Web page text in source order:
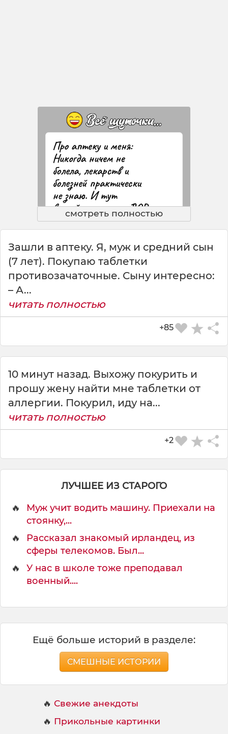
СКАЧАТЬ КАРТИНКУ
смотреть полностью
Зашли в аптеку. Я, муж и средний сын
(7 лет). Покупаю таблетки
противозачаточные. Сыну интересно:
– А...
читать полностью
+85
10 минут назад. Выхожу покурить и
прошу жену найти мне таблетки от
аллергии. Покурил, иду на...
читать полностью
+2
ЛУЧШЕЕ ИЗ СТАРОГО
🔥
Муж учит водить машину. Приехали на
стоянку,...
🔥
Рассказал знакомый ирландец, из
сферы телекомов. Был...
🔥
У нас в школе тоже преподавал
военный....
Ещё больше историй в разделе:
СМЕШНЫЕ ИСТОРИИ
🔥 Свежие анекдоты
🔥 Прикольные картинки